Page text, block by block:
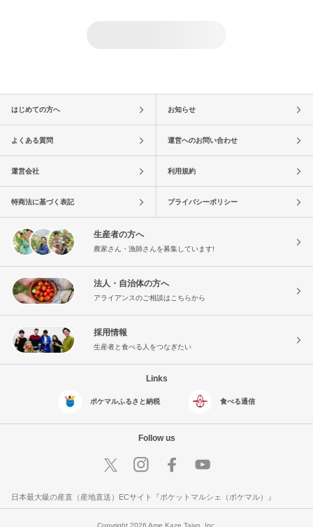
はじめての方へ お知らせ
よくある質問 運営へのお問い合わせ
運営会社 利用規約
特商法に基づく表記 プライバシーポリシー
生産者の方へ
農家さん・漁師さんを募集しています!
法人・自治体の方へ
アライアンスのご相談はこちらから
採用情報
生産者と食べる人をつなぎたい
Links
ポケマルふるさと納税 食べる通信
Follow us
日本最大級の産直（産地直送）ECサイト『ポケットマルシェ（ポケマル）』
Copyright 2026 Ame Kaze Taiyo, Inc.